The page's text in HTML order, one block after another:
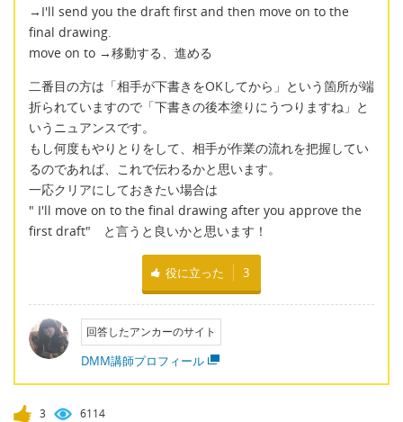
→I'll send you the draft first and then move on to the
final drawing.
move on to →移動する、進める
二番目の方は「相手が下書きをOKしてから」という箇所が端
折られていますので「下書きの後本塗りにうつりますね」と
いうニュアンスです。
もし何度もやりとりをして、相手が作業の流れを把握してい
るのであれば、これで伝わるかと思います。
一応クリアにしておきたい場合は
" I'll move on to the final drawing after you approve the
first draft" と言うと良いかと思います！
役に立った 3
回答したアンカーのサイト
DMM講師プロフィール
3 6114